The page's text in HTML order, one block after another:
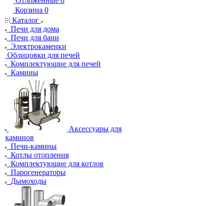
Корзина 0
Каталог
Печи для дома
Печи для бани
Электрокаменки
Облицовки для печей
Комплектующие для печей
Камины
Аксессуары для
каминов
Печи-камины
Котлы отопления
Комплектующие для котлов
Парогенераторы
Дымоходы